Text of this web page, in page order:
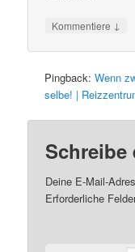
Kommentiere ↓
Pingback:Wenn
selbe! |
Schreibe
Deine E-Mail-
Erforderliche